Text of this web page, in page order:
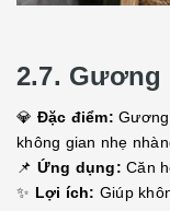
2.7. Gương
💎 Đặc điểm:
không gian nhẹ
📌 Ứng dụng: Căn
✨ Lợi ích: Giúp